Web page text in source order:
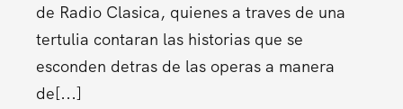
de Radio Clasica, quienes a traves de una
tertulia contaran las historias que se
esconden detras de las operas a manera
de[...]